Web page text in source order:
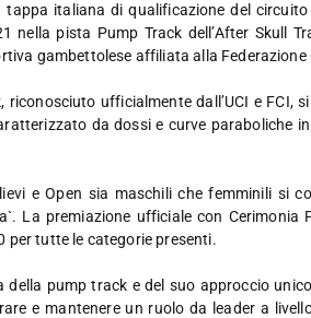
italiana di qualificazione del circuito
nella pista Pump Track dell’After Skull
gambettolese affiliata alla
ufficialmente dall’UCI e FCI,
da dossi e curve paraboliche
e Open sia maschili che femminili si
La premiazione ufficiale con Cerimonia
per tutte le categorie presenti.
della pump track e del suo approccio
e mantenere un ruolo da leader a